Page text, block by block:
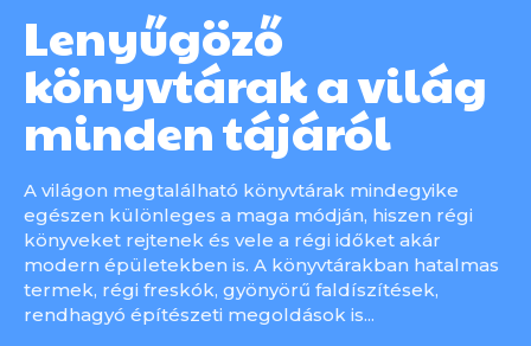
Lenyűgöző
könyvtárak a világ
minden tájáról
A világon megtalálható könyvtárak mindegyike
egészen különleges a maga módján, hiszen régi
könyveket rejtenek és vele a régi időket akár
modern épületekben is. A könyvtárakban hatalmas
termek, régi freskók, gyönyörű faldíszítések,
rendhagyó építészeti megoldások is...